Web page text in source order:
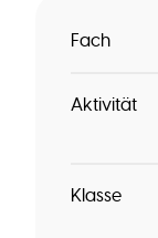
Fach
Aktivität
Klasse